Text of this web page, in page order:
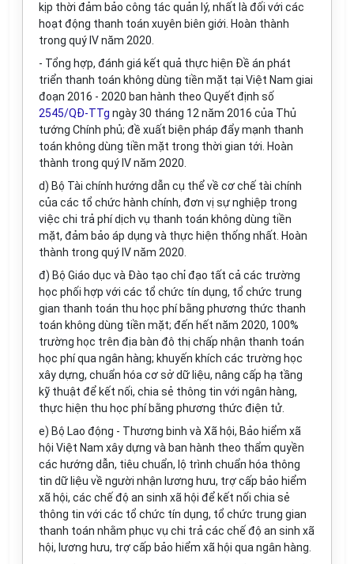
kịp thời đảm bảo công tác quản lý, nhất là đối với các
hoạt động thanh toán xuyên biên giới. Hoàn thành
trong quý IV năm 2020.
- Tổng hợp, đánh giá kết quả thực hiện Đề án phát
triển thanh toán không dùng tiền mặt tại Việt Nam giai
đoạn 2016 - 2020 ban hành theo Quyết định số
2545/QĐ-TTg ngày 30 tháng 12 năm 2016 của Thủ
tướng Chính phủ; đề xuất biện pháp đẩy mạnh thanh
toán không dùng tiền mặt trong thời gian tới. Hoàn
thành trong quý IV năm 2020.
d) Bộ Tài chính hướng dẫn cụ thể về cơ chế tài chính
của các tổ chức hành chính, đơn vị sự nghiệp trong
việc chi trả phí dịch vụ thanh toán không dùng tiền
mặt, đảm bảo áp dụng và thực hiện thống nhất. Hoàn
thành trong quý IV năm 2020.
đ) Bộ Giáo dục và Đào tạo chỉ đạo tất cả các trường
học phối hợp với các tổ chức tín dụng, tổ chức trung
gian thanh toán thu học phí bằng phương thức thanh
toán không dùng tiền mặt; đến hết năm 2020, 100%
trường học trên địa bàn đô thị chấp nhận thanh toán
học phí qua ngân hàng; khuyến khích các trường học
xây dựng, chuẩn hóa cơ sở dữ liệu, nâng cấp hạ tầng
kỹ thuật để kết nối, chia sẻ thông tin với ngân hàng,
thực hiện thu học phí bằng phương thức điện tử.
e) Bộ Lao động - Thương binh và Xã hội, Bảo hiểm xã
hội Việt Nam xây dựng và ban hành theo thẩm quyền
các hướng dẫn, tiêu chuẩn, lộ trình chuẩn hóa thông
tin dữ liệu về người nhận lương hưu, trợ cấp bảo hiểm
xã hội, các chế độ an sinh xã hội để kết nối chia sẻ
thông tin với các tổ chức tín dụng, tổ chức trung gian
thanh toán nhằm phục vụ chi trả các chế độ an sinh xã
hội, lương hưu, trợ cấp bảo hiểm xã hội qua ngân hàng.